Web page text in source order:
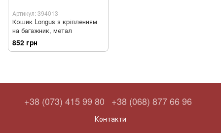
Артикул: 394013
Кошик Longus з кріпленням
на багажник, метал
852 грн
+38 (073) 415 99 80 +38 (068) 877 66 96
Контакти